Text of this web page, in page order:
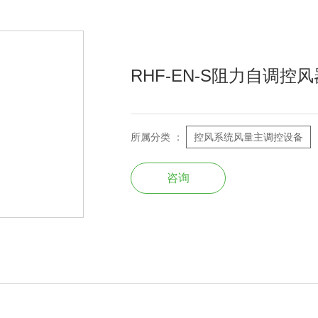
RHF-EN-S阻力自调控风
所属分类 ： 控风系统风量主调控设备
咨询